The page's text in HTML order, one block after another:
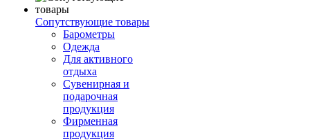
Сопутствующие товары
Барометры
Одежда
Для активного
отдыха
Сувенирная и
подарочная
продукция
Фирменная
продукция